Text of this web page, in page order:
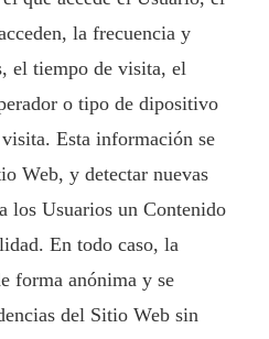
la frecuencia y
el tiempo de visita, el
o tipo de dipositivo
Esta información se
Web, y detectar nuevas
los Usuarios un Contenido
En todo caso, la
forma anónima y se
del Sitio Web sin